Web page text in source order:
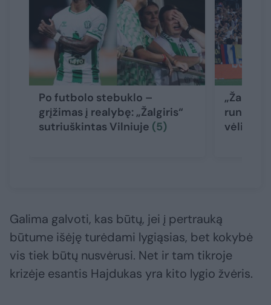
Po futbolo stebuklo –
grįžimas į realybę: „Žalgiris“
sutriuškintas Vilniuje (5)
vėliava
Galima galvoti, kas būtų, jei į pertrauką
būtume išėję turėdami lygiąsias, bet kokybė
vis tiek būtų nusvėrusi. Net ir tam tikroje
krizėje esantis Hajdukas yra kito lygio žvėris.